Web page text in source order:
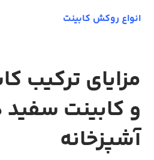
انواع روکش کابینت
مزایای ترکیب
و کابینت سفید
آشپزخانه